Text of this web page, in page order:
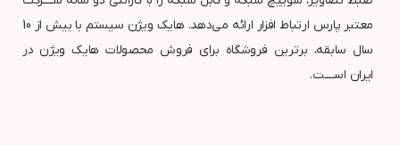
معتبر پارس ارتباط افزار ارائه می‌دهد. هایک ویژن سیستم با بیش از 10
سال سابقه، برترین فروشگاه برای فروش محصولات هایک ویژن در
ایران اســــت.